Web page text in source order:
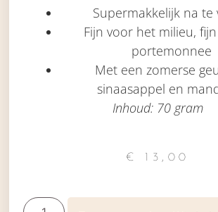
Supermakkelijk na te
Fijn voor het milieu,
portemonnee
Met een zomerse
sinaasappel en
Inhoud: 70 gram
€ 13,00